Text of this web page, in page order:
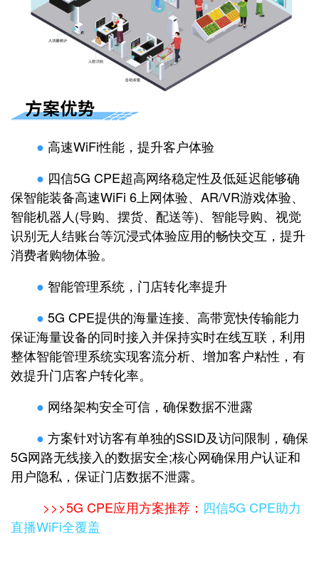
● 高速WiFi性能，提升客户体验
● 四信5G CPE超高网络稳定性及低延迟能够确
保智能装备高速WiFi 6上网体验、AR/VR游戏体验、
智能机器人(导购、摆货、配送等)、智能导购、视觉
识别无人结账台等沉浸式体验应用的畅快交互，提升
消费者购物体验。
● 智能管理系统，门店转化率提升
● 5G CPE提供的海量连接、高带宽快传输能力
保证海量设备的同时接入并保持实时在线互联，利用
整体智能管理系统实现客流分析、增加客户粘性，有
效提升门店客户转化率。
● 网络架构安全可信，确保数据不泄露
● 方案针对访客有单独的SSID及访问限制，确保
5G网路无线接入的数据安全;核心网确保用户认证和
用户隐私，保证门店数据不泄露。
>>>5G CPE应用方案推荐： 四信5G CPE助力
直播WiFi全覆盖